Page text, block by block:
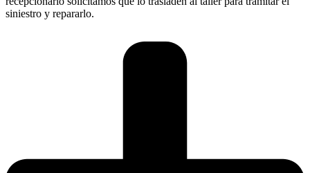
siniestro y repararlo.